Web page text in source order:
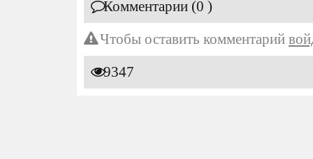
Комментарии (0 )
Чтобы оставить комментарий
9347